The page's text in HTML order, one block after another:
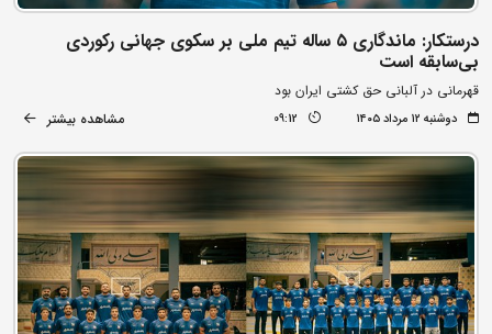
درستکار: ماندگاری ۵ ساله تیم ملی بر سکوی جهانی رکوردی
بی‌سابقه است
قهرمانی در آلبانی حق کشتی ایران بود
دوشنبه ۱۲ مرداد ۱۴۰۵ 09:12 مشاهده بیشتر